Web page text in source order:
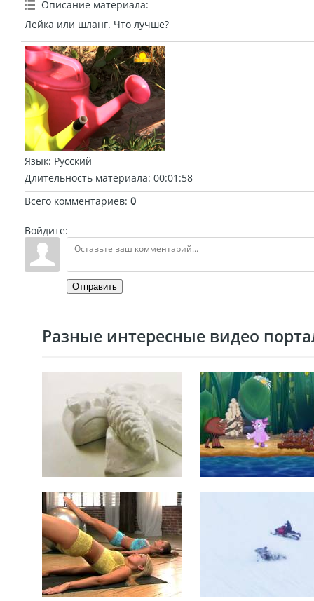
Описание материала:
Лейка или шланг. Что лучше?
Язык: Русский
Длительность материала: 00:01:58
Всего комментариев: 0
Войдите:
Отправить
Разные интересные видео